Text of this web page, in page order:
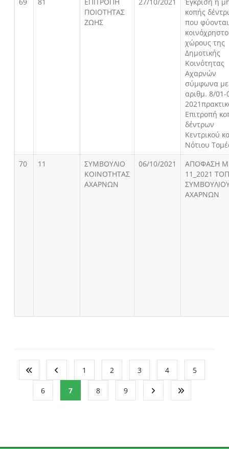
69 81
ΕΠΙΤΡΟΠΗ
ΠΟΙΟΤΗΤΑΣ
ΖΩΗΣ
27/10/2021
Έγκριση ή
κοπής
που
χώρους της
Δημοτικής
Κοινότητας
Αχαρνών
σύμφωνα με
αριθμ. 8/01-
Επιτροπή
δέντρων
Κεντρικού
Νότιου
70
11
ΣΥΜΒΟΥΛΙΟ
ΚΟΙΝΟΤΗΤΑΣ
ΑΧΑΡΝΩΝ
06/10/2021
ΑΠΟΦΑΣΗ
11_2021
ΑΧΑΡΝΩΝ
1 2 3 4 5
6 7 8 9